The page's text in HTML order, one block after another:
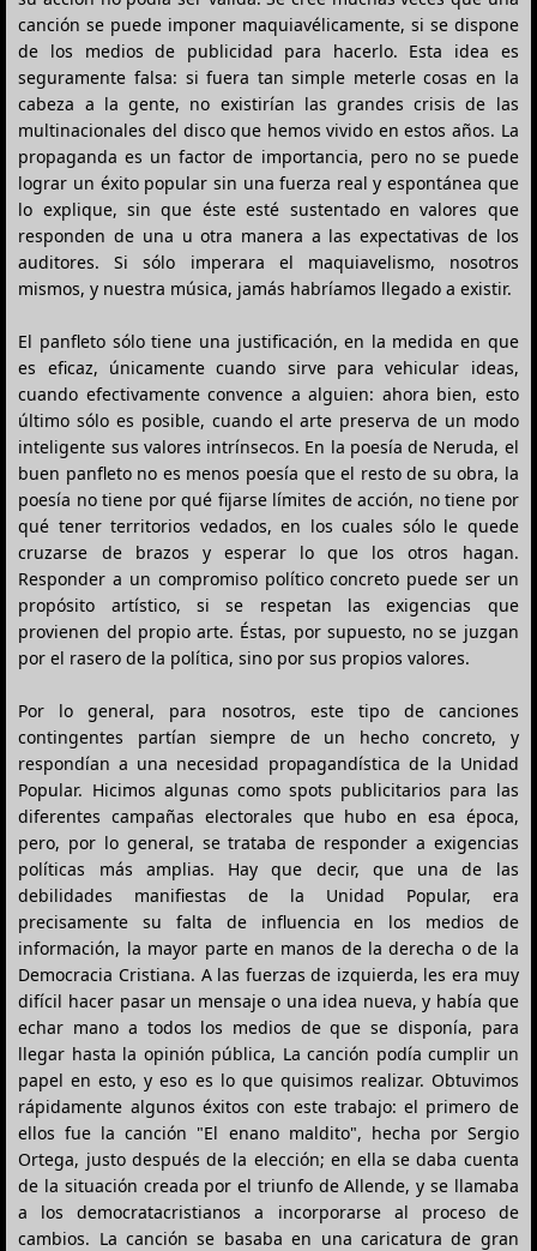
canción se puede imponer maquiavélicamente, si se dispone
de los medios de publicidad para hacerlo. Esta idea es
seguramente falsa: si fuera tan simple meterle cosas en la
cabeza a la gente, no existirían las grandes crisis de las
multinacionales del disco que hemos vivido en estos años. La
propaganda es un factor de importancia, pero no se puede
lograr un éxito popular sin una fuerza real y espontánea que
lo explique, sin que éste esté sustentado en valores que
responden de una u otra manera a las expectativas de los
auditores. Si sólo imperara el maquiavelismo, nosotros
mismos, y nuestra música, jamás habríamos llegado a existir.
El panfleto sólo tiene una justificación, en la medida en que
es eficaz, únicamente cuando sirve para vehicular ideas,
cuando efectivamente convence a alguien: ahora bien, esto
último sólo es posible, cuando el arte preserva de un modo
inteligente sus valores intrínsecos. En la poesía de Neruda, el
buen panfleto no es menos poesía que el resto de su obra, la
poesía no tiene por qué fijarse límites de acción, no tiene por
qué tener territorios vedados, en los cuales sólo le quede
cruzarse de brazos y esperar lo que los otros hagan.
Responder a un compromiso político concreto puede ser un
propósito artístico, si se respetan las exigencias que
provienen del propio arte. Éstas, por supuesto, no se juzgan
por el rasero de la política, sino por sus propios valores.
Por lo general, para nosotros, este tipo de canciones
contingentes partían siempre de un hecho concreto, y
respondían a una necesidad propagandística de la Unidad
Popular. Hicimos algunas como spots publicitarios para las
diferentes campañas electorales que hubo en esa época,
pero, por lo general, se trataba de responder a exigencias
políticas más amplias. Hay que decir, que una de las
debilidades manifiestas de la Unidad Popular, era
precisamente su falta de influencia en los medios de
información, la mayor parte en manos de la derecha o de la
Democracia Cristiana. A las fuerzas de izquierda, les era muy
difícil hacer pasar un mensaje o una idea nueva, y había que
echar mano a todos los medios de que se disponía, para
llegar hasta la opinión pública, La canción podía cumplir un
papel en esto, y eso es lo que quisimos realizar. Obtuvimos
rápidamente algunos éxitos con este trabajo: el primero de
ellos fue la canción "El enano maldito", hecha por Sergio
Ortega, justo después de la elección; en ella se daba cuenta
de la situación creada por el triunfo de Allende, y se llamaba
a los democratacristianos a incorporarse al proceso de
cambios. La canción se basaba en una caricatura de gran